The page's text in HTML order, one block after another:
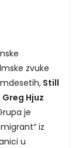
zvuke
Still
Greg Hjuz
je
iz
u